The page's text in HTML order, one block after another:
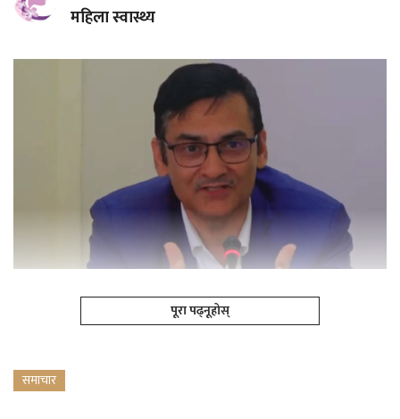
महिला स्वास्थ्य
पूरा पढ्नूहोस्
समाचार